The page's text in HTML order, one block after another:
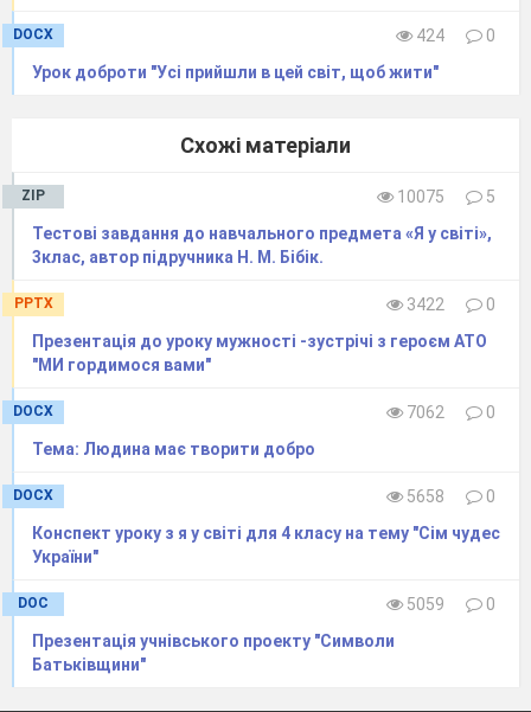
DOCX 424
0
Урок доброти "Усі прийшли в цей світ, щоб жити"
Схожі матеріали
ZIP 10075
5
Тестові завдання до навчального предмета «Я у світі»,
3клас, автор підручника Н. М. Бібік.
PPTX 3422
0
Презентація до уроку мужності -зустрічі з героєм АТО
"МИ гордимося вами"
DOCX 7062
0
Тема: Людина має творити добро
DOCX 5658
0
Конспект уроку з я у світі для 4 класу на тему "Сім чудес
України"
DOC 5059
0
Презентація учнівського проекту "Символи
Батьківщини"